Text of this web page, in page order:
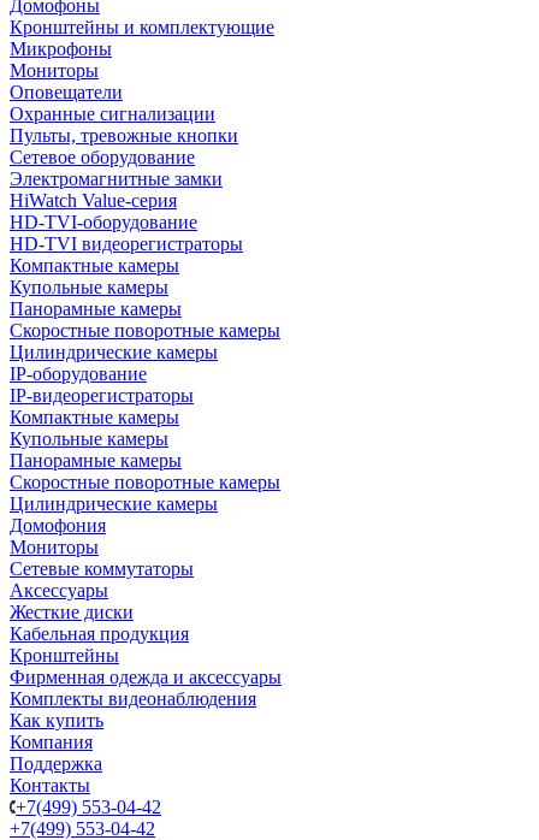
Домофоны
Кронштейны и комплектующие
Микрофоны
Мониторы
Оповещатели
Охранные сигнализации
Пульты, тревожные кнопки
Сетевое оборудование
Электромагнитные замки
HiWatch Value-серия
HD-TVI-оборудование
HD-TVI видеорегистраторы
Компактные камеры
Купольные камеры
Панорамные камеры
Скоростные поворотные камеры
Цилиндрические камеры
IP-оборудование
IP-видеорегистраторы
Компактные камеры
Купольные камеры
Панорамные камеры
Скоростные поворотные камеры
Цилиндрические камеры
Домофония
Мониторы
Сетевые коммутаторы
Аксессуары
Жесткие диски
Кабельная продукция
Кронштейны
Фирменная одежда и аксессуары
Комплекты видеонаблюдения
Как купить
Компания
Поддержка
Контакты
+7(499) 553-04-42
+7(499) 553-04-42